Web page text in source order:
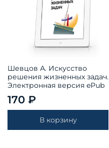
Шевцов А. Искусство
решения жизненных задач.
Электронная версия ePub
170 ₽
В корзину